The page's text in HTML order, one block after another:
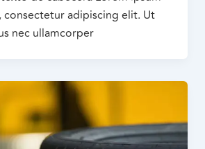
adipiscing elit. Ut
nec ullamcorper